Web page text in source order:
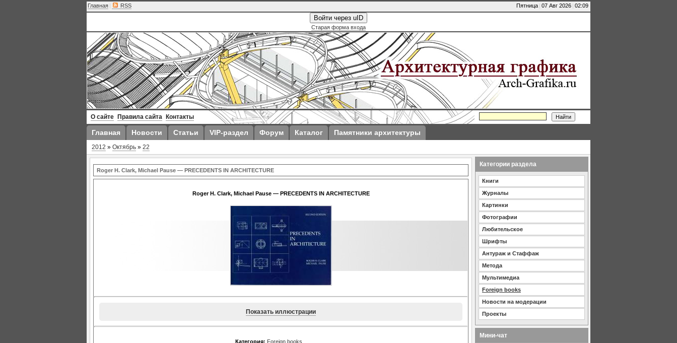
Пятница | 07 Авг 2026 | 02:09
Главная | RSS
Войти через uID
Старая форма входа
О сайте Правила сайта Контакты
Главная Новости Статьи VIP-раздел Форум Каталог Памятники архитектуры
2012 » Октябрь » 22
Roger H. Clark, Michael Pause — PRECEDENTS IN ARCHITECTURE
Roger H. Clark, Michael Pause — PRECEDENTS IN ARCHITECTURE
Показать иллюстрации
Категория: Foreign books
Категории раздела
Книги
Журналы
Картинки
Фотографии
Любительское
Шрифты
Антураж и Стаффаж
Метода
Мультимедиа
Foreign books
Новости на модерации
Проекты
Мини-чат